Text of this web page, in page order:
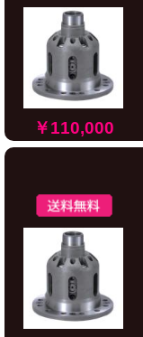
￥110,000